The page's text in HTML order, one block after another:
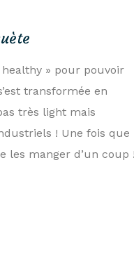
» pour pouvoir
transformée en
très light mais
! Une fois que
les manger d’un coup